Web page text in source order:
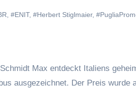
#ENIT, #Herbert Stiglmaier,
Max entdeckt Italiens
ausgezeichnet. Der Preis wurde